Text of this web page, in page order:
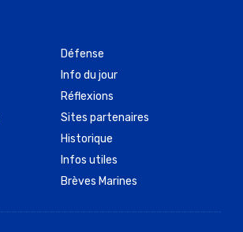
Défense
Info du jour
Réflexions
Sites partenaires
Historique
Infos utiles
Brèves Marines